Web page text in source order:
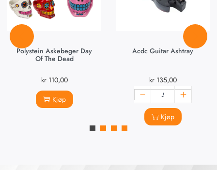
Polystein Askebeger Day
Of The Dead
kr110,00
Kjøp
Acdc Guitar Ashtray
kr135,00
Kjøp